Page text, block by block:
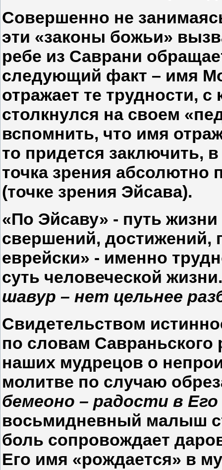
Совершенно не
эти «законы божьи»
ребе из Саврани
следующий факт – имя
отражает те трудности,
столкнулся на своем
вспомнить, что имя
то придется заключить,
точка зрения абсолютно
(точке зрения Эйсава).
«По Эйсаву» - путь
свершений, достижений,
еврейски» - именно
суть человеческой
шавур – нет цельнее
Свидетельством
по словам
наших мудрецов о
молитве по случаю
бемеоно – радости в
восьмидневный малыш
боль сопровождает
Его имя «рождается» в